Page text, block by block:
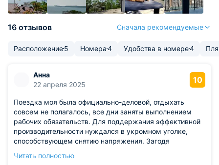
16 отзывов Сначала рекомендуемые
Расположение5 Номера4 Удобства в номере4
Анна
22 апреля 2025
10
Поездка моя была официально-деловой, отдыхать
совсем не полагалось, все дни заняты выполнением
рабочих обязательств. Для поддержания эффективной
производительности нуждался в укромном уголке,
способствующем снятию напряжения. Загодя
обойтись без заминок при заселении, остался очень
Читать полностью